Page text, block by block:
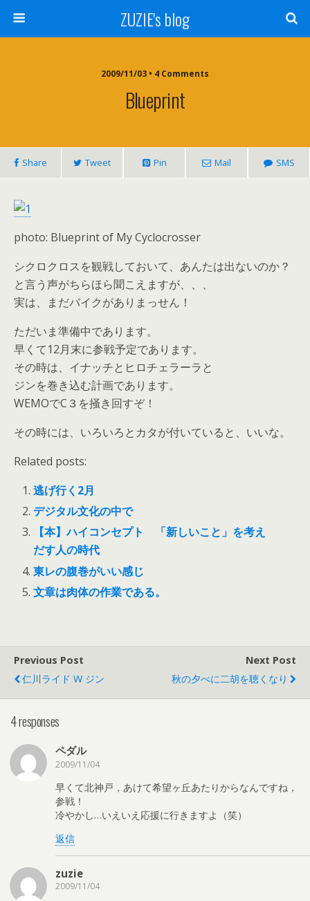
ZUZIE's blog
2009/11/03 • 4 Comments
Blueprint
Share Tweet Pin Mail SMS
photo: Blueprint of My Cyclocrosser
シクロクロスを観戦しておいて、あんたは出ないのか？
と言う声がちらほら聞こえますが、、、
実は、まだバイクがありまっせん！
ただいま準備中であります。
早くて12月末に参戦予定であります。
その時は、イナッチとヒロチェラーラと
ジンを巻き込む計画であります。
WEMOでC３を掻き回すぞ！
その時には、いろいろとカタが付いていると、いいな。
Related posts:
逃げ行く2月
デジタル文化の中で
【本】ハイコンセプト 「新しいこと」を考え
だす人の時代
東レの腹巻がいい感じ
文章は肉体の作業である。
Previous Post
仁川ライド W ジン
Next Post
秋の夕べに二胡を聴くなり
4 responses
ペダル
2009/11/04
早くて北神戸，あけて希望ヶ丘あたりからなんですね，
参戦！
冷やかし…いえいえ応援に行きますよ（笑）
返信
zuzie
2009/11/04